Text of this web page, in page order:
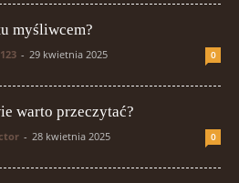
myśliwcem?
- 29 kwietnia 2025 0
warto przeczytać?
- 28 kwietnia 2025 0